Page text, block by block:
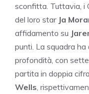
sconfitta. Tuttavia, i
del loro star Ja
affidamento su
punti. La squadra
profondità, con
partita in doppia
Wells ,